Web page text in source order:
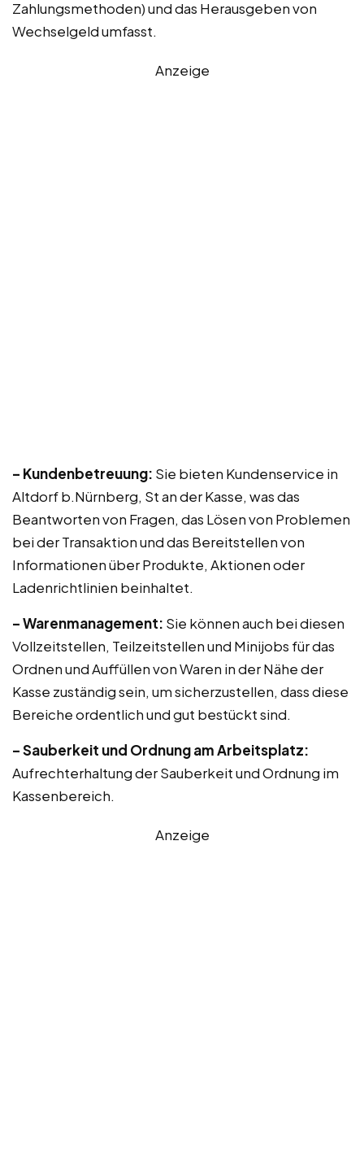
Zahlungsmethoden) und das Herausgeben von
Wechselgeld umfasst.
Anzeige
– Kundenbetreuung: Sie bieten Kundenservice in
Altdorf b.Nürnberg, St an der Kasse, was das
Beantworten von Fragen, das Lösen von Problemen
bei der Transaktion und das Bereitstellen von
Informationen über Produkte, Aktionen oder
Ladenrichtlinien beinhaltet.
– Warenmanagement: Sie können auch bei diesen
Vollzeitstellen, Teilzeitstellen und Minijobs für das
Ordnen und Auffüllen von Waren in der Nähe der
Kasse zuständig sein, um sicherzustellen, dass diese
Bereiche ordentlich und gut bestückt sind.
– Sauberkeit und Ordnung am Arbeitsplatz:
Aufrechterhaltung der Sauberkeit und Ordnung im
Kassenbereich.
Anzeige